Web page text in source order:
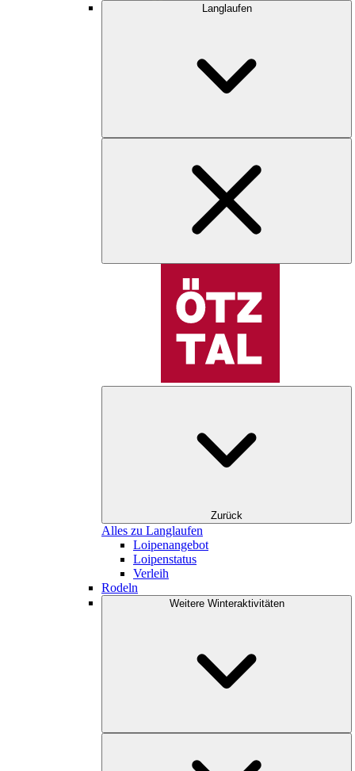
Langlaufen
Zurück
Alles zu Langlaufen
Loipenangebot
Loipenstatus
Verleih
Rodeln
Weitere Winteraktivitäten